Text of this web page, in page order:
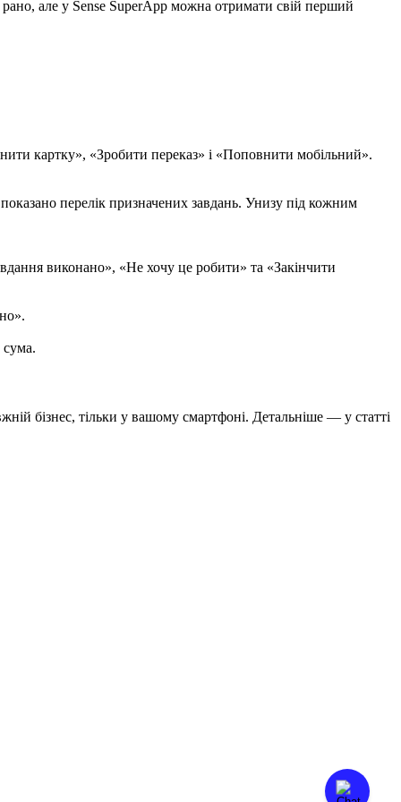
рано, але у Sense SuperApp можна отримати свій перший
жній бізнес, тільки у вашому смартфоні. Детальніше — у статті